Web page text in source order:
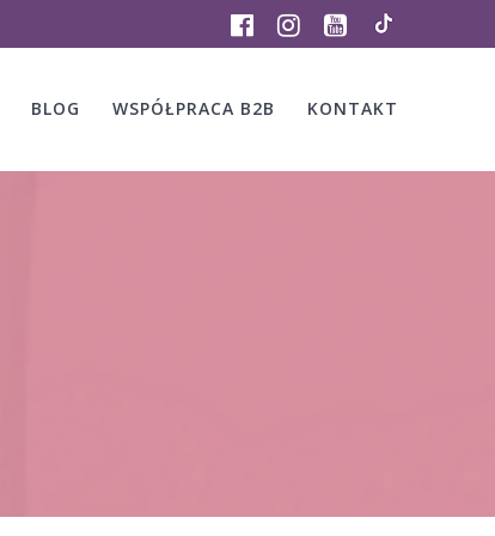
BLOG WSPÓŁPRACA B2B KONTAKT